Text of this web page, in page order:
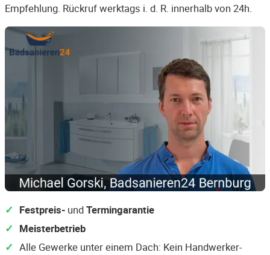
Empfehlung. Rückruf werktags i. d. R. innerhalb von 24h.
Festpreis- undTermingarantie
Meisterbetrieb
Alle Gewerke unter einem Dach: Kein Handwerker-